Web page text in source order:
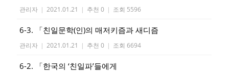
관리자 | 2021.01.21 | 추천 0 | 조회 5596
6-3. 「친일문학(인)의 매저키즘과 새디즘
관리자 | 2021.01.21 | 추천 0 | 조회 6694
6-2. 「한국의 ‘친일파’들에게